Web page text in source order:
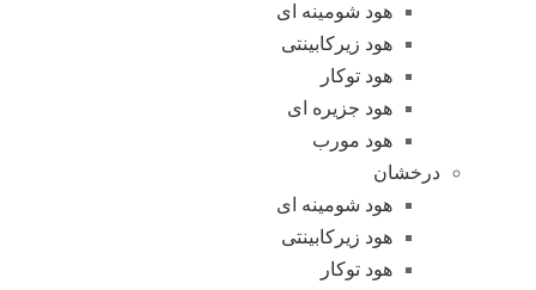
هود شومینه ای
هود زیرکابینتی
هود توکار
هود جزیره ای
هود مورب
درخشان
هود شومینه ای
هود زیرکابینتی
هود توکار